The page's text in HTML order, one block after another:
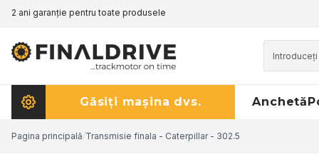
2 ani garanție pentru toate produsele
Găsiți mașina dvs. Anchetă
Pagina principală/Transmisie finala - Caterpillar - 302.5